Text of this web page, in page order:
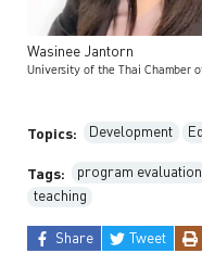
Wasinee Jantorn
University of the Thai Chamber
Topics: Development
Tags: program evaluation
teaching
Share
Tweet